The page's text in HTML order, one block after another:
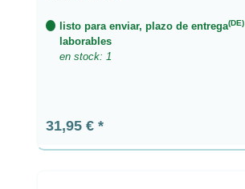
listo para enviar, plazo de entrega(DE)
laborables
en stock: 1
Precio normal:
31,95 €